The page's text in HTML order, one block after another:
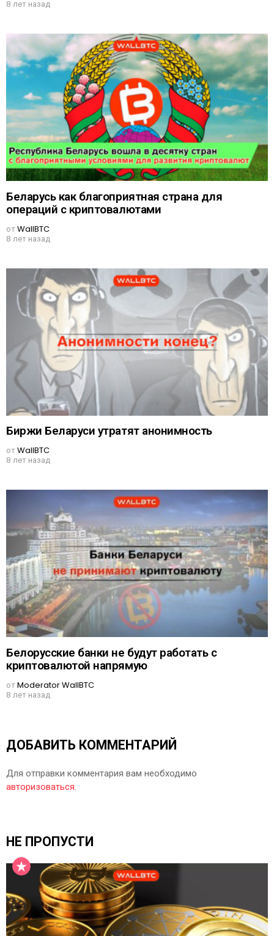
8 лет назад
Беларусь как благоприятная страна для
операций с криптовалютами
отWallBTC
8 лет назад
Биржи Беларуси утратят анонимность
отWallBTC
8 лет назад
Белорусские банки не будут работать с
криптовалютой напрямую
отModerator WallBTC
8 лет назад
ДОБАВИТЬ КОММЕНТАРИЙ
Для отправки комментария вам необходимо
авторизоваться.
НЕ ПРОПУСТИ